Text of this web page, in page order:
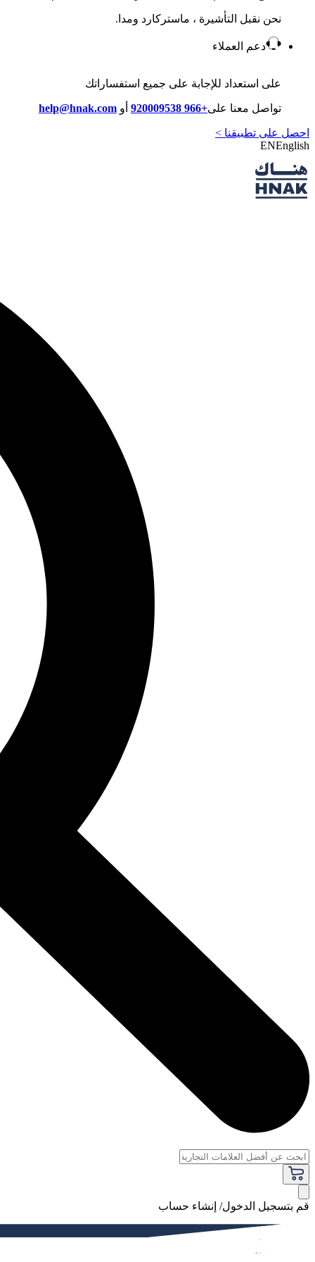
نحن نقبل التأشيرة ، ماستركارد ومدا.
دعم العملاء
على استعداد للإجابة على جميع استفساراتك
تواصل معنا على+966 920009538 أو help@hnak.com
احصل على تطبيقنا >
ENEnglish
قم بتسجيل الدخول/ إنشاء حساب
فاخر
النساء
الرجال